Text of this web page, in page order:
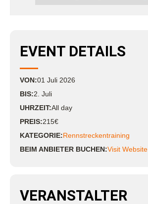
EVENT DETAILS
VON:01 Juli 2026
BIS:2. Juli
UHRZEIT:All day
PREIS:215€
KATEGORIE:Rennstreckentraining
BEIM ANBIETER BUCHEN:Visit Website
VERANSTALTER